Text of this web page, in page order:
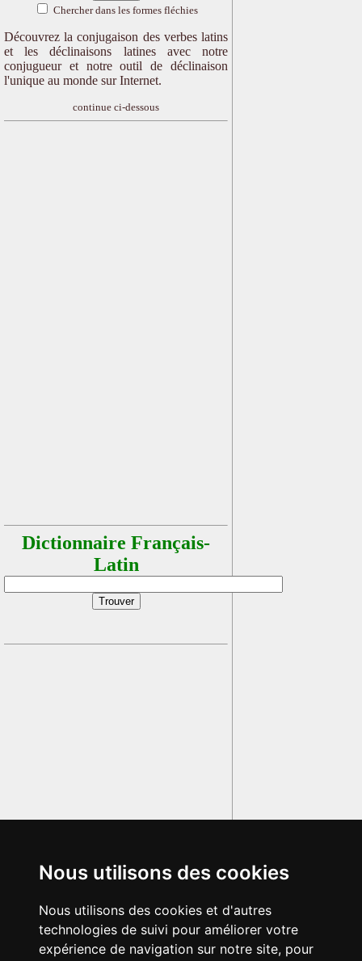
Nous utilisons des cookies
Nous utilisons des cookies et d'autres
technologies de suivi pour améliorer votre
expérience de navigation sur notre site, pour
Chercher dans les formes fléchies
Découvrez la conjugaison des verbes latins
et les déclinaisons latines avec notre
conjugueur et notre outil de déclinaison
l'unique au monde sur Internet.
continue ci-dessous
Dictionnaire Français-
Latin